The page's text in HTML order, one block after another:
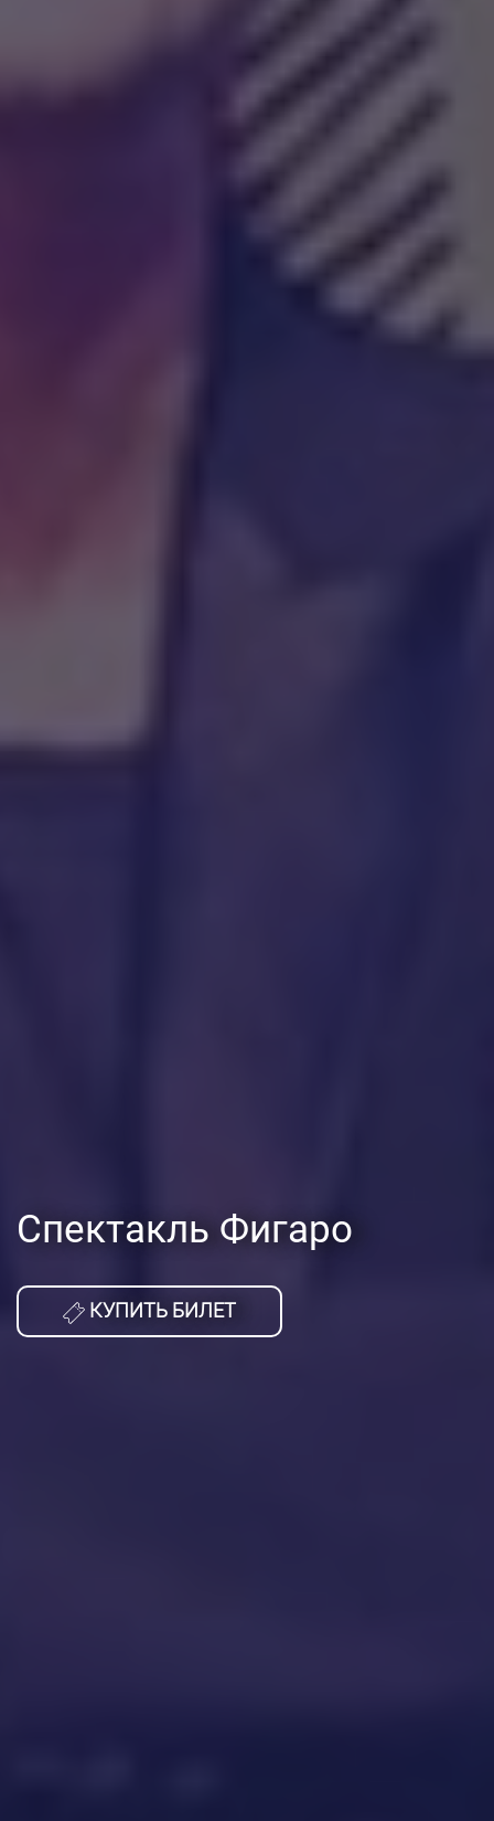
Спектакль Фигаро
КУПИТЬ БИЛЕТ